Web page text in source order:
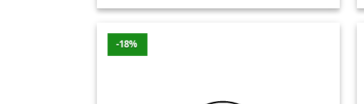
-18%